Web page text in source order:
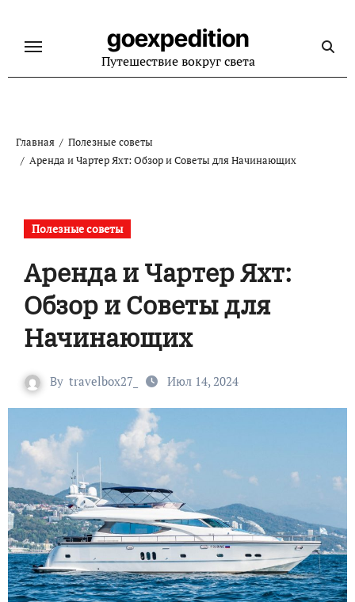
содержанию
goexpedition
Путешествие вокруг света
Главная
Полезные советы
Аренда и Чартер Яхт: Обзор и Советы для Начинающих
Полезные советы
Аренда и Чартер Яхт:
Обзор и Советы для
Начинающих
By travelbox27_ Июл 14, 2024